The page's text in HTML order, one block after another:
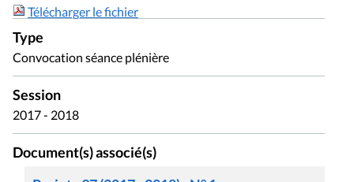
Télécharger le fichier
Type
Convocation séance plénière
Session
2017 - 2018
Document(s) associé(s)